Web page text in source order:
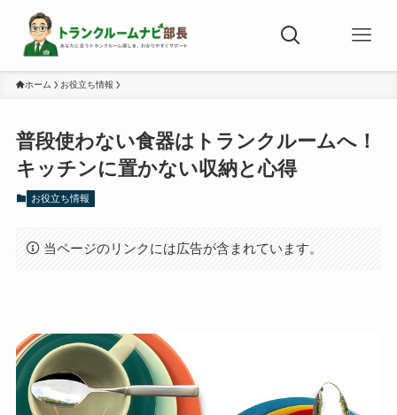
ホーム お役立ち情報
普段使わない食器はトランクルームへ！
キッチンに置かない収納と心得
お役立ち情報
当ページのリンクには広告が含まれています。